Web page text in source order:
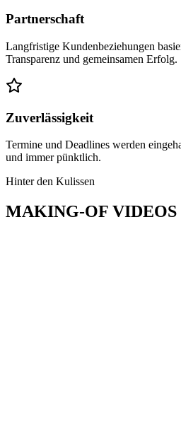
Partnerschaft
Langfristige Kundenbeziehungen
Transparenz und gemeinsamen Erfolg.
Zuverlässigkeit
Termine und Deadlines werden
und immer pünktlich.
Hinter den Kulissen
MAKING-OF VIDEOS